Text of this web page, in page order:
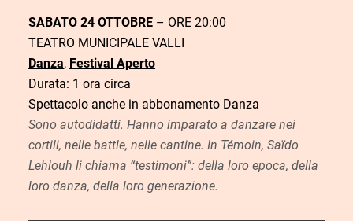
SABATO 24 OTTOBRE – ORE 20:00
TEATRO MUNICIPALE VALLI
Danza, Festival Aperto
Durata: 1 ora circa
Spettacolo anche in abbonamento Danza
Sono autodidatti. Hanno imparato a danzare nei
cortili, nelle battle, nelle cantine. In Témoin, Saïdo
Lehlouh li chiama “testimoni”: della loro epoca, della
loro danza, della loro generazione.